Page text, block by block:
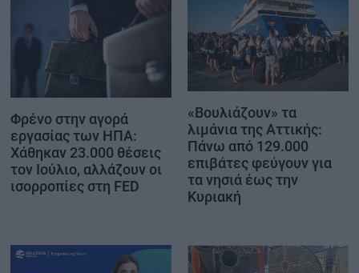
Φρένο στην αγορά
εργασίας των ΗΠΑ:
Χάθηκαν 23.000 θέσεις
τον Ιούλιο, αλλάζουν οι
ισορροπίες στη FED
«Βουλιάζουν» τα
λιμάνια της Αττικής:
Πάνω από 129.000
επιβάτες φεύγουν για
τα νησιά έως την
Κυριακή